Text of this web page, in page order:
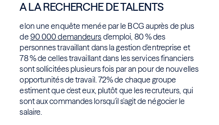
A LA RECHERCHE DE TALENTS
elon une enquête menée par le BCG auprès de plus
de 90 000 demandeurs d'emploi, 80 % des
personnes travaillant dans la gestion d'entreprise et
78 % de celles travaillant dans les services financiers
sont sollicitées plusieurs fois par an pour de nouvelles
opportunités de travail. 72% de chaque groupe
estiment que c'est eux, plutôt que les recruteurs, qui
sont aux commandes lorsqu'il s'agit de négocier le
salaire.